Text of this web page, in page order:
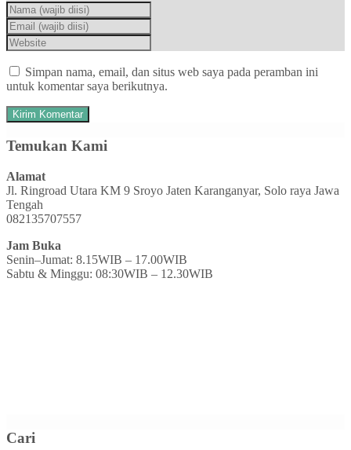
Simpan nama, email, dan situs web saya pada peramban ini
untuk komentar saya berikutnya.
Temukan Kami
Alamat
Jl. Ringroad Utara KM 9 Sroyo Jaten Karanganyar, Solo raya Jawa
Tengah
082135707557
Jam Buka
Senin–Jumat: 8.15WIB – 17.00WIB
Sabtu & Minggu: 08:30WIB – 12.30WIB
Cari